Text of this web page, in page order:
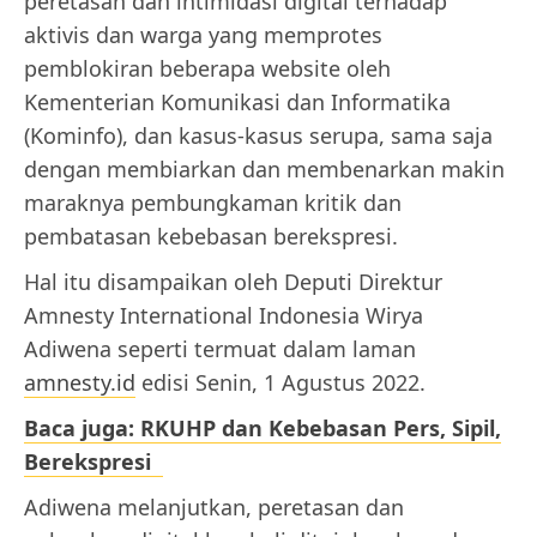
aktivis dan warga yang memprotes
pemblokiran beberapa website oleh
Kementerian Komunikasi dan Informatika
(Kominfo), dan kasus-kasus serupa, sama saja
dengan membiarkan dan membenarkan makin
maraknya pembungkaman kritik dan
pembatasan kebebasan berekspresi.
Hal itu disampaikan oleh Deputi Direktur
Amnesty International Indonesia Wirya
Adiwena seperti termuat dalam laman
amnesty.id edisi Senin, 1 Agustus 2022.
Baca juga: RKUHP dan Kebebasan Pers, Sipil,
Berekspresi
Adiwena melanjutkan, peretasan dan